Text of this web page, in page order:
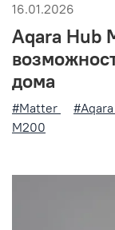
16.01.2026
Aqara Hub
дома
#Matter #Aqara
M200